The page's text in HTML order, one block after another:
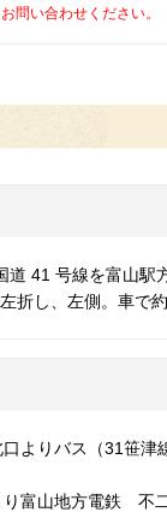
問い合わせください。
道 41 号線を富山駅
折し、左側。車で約
よりバス（31笹津
り富山地方電鉄 不